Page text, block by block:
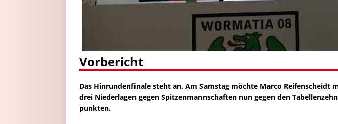
Vorbericht
Das Hinrundenfinale steht an. Am Samstag möchte Marco Reifenscheidt
drei Niederlagen gegen Spitzenmannschaften nun gegen den
punkten.